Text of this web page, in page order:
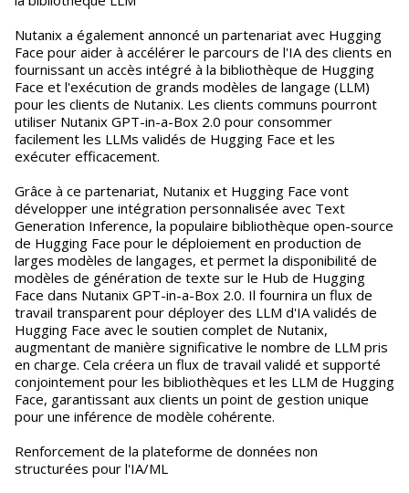
Nutanix a également annoncé un partenariat avec Hugging
Face pour aider à accélérer le parcours de l'IA des clients en
fournissant un accès intégré à la bibliothèque de Hugging
Face et l'exécution de grands modèles de langage (LLM)
pour les clients de Nutanix. Les clients communs pourront
utiliser Nutanix GPT-in-a-Box 2.0 pour consommer
facilement les LLMs validés de Hugging Face et les
exécuter efficacement.
Grâce à ce partenariat, Nutanix et Hugging Face vont
développer une intégration personnalisée avec Text
Generation Inference, la populaire bibliothèque open-source
de Hugging Face pour le déploiement en production de
larges modèles de langages, et permet la disponibilité de
modèles de génération de texte sur le Hub de Hugging
Face dans Nutanix GPT-in-a-Box 2.0. Il fournira un flux de
travail transparent pour déployer des LLM d'IA validés de
Hugging Face avec le soutien complet de Nutanix,
augmentant de manière significative le nombre de LLM pris
en charge. Cela créera un flux de travail validé et supporté
conjointement pour les bibliothèques et les LLM de Hugging
Face, garantissant aux clients un point de gestion unique
pour une inférence de modèle cohérente.
Renforcement de la plateforme de données non
structurées pour l'IA/ML